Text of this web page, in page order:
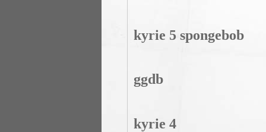
kyrie 5 spongebob
ggdb
kyrie 4